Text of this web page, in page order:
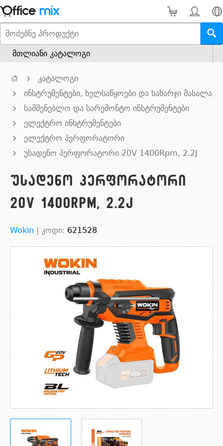
მთლიანი კატალოგი
კატალოგი
ინსტრუმენტები, ხელსაწყოები და სახარჯი მასალა
სამშენებლო და სარემონტო ინსტრუმენტები
ელექტრო ინსტრუმენტები
ელექტრო პერფორატორი
უსადენო პერფორატორი 20V 1400Rpm, 2.2J
უსადენო პერფორატორი
20V 1400Rpm, 2.2J
Wokin | კოდი: 621528